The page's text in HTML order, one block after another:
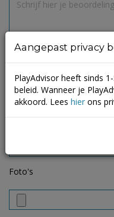
Foto's
Aangepast privacy
PlayAdvisor heeft sinds
beleid. Wanneer je
akkoord. Lees hier ons